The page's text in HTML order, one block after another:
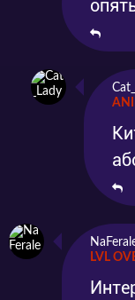
LVL